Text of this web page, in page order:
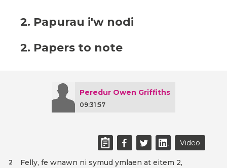
2. Papurau i'w nodi
2. Papers to note
Peredur Owen Griffiths
09:31:57
Video
Felly, fe wnawn ni symud ymlaen at eitem 2,
2